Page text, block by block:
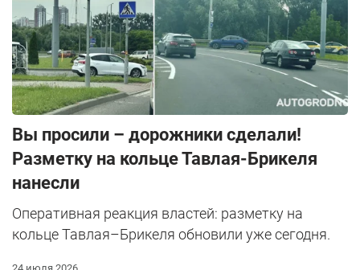
Вы просили – дорожники сделали!
Разметку на кольце Тавлая-Брикеля
нанесли
Оперативная реакция властей: разметку на
кольце Тавлая–Брикеля обновили уже сегодня.